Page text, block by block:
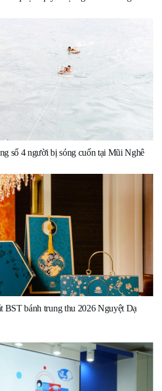
số 4 người bị sóng cuốn tại Mũi Nghê
BST bánh trung thu 2026 Nguyệt Dạ